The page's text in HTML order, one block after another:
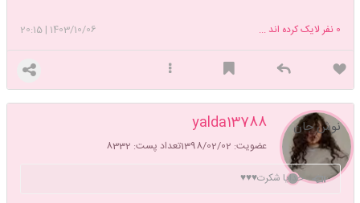
1403/10/06
|
20:15 0 نفر لایک کرده اند ...
yalda13788
عضویت: 1398/02/02 تعداد پست: 8332
نوش جان
خدایا شکرت♥️♥️♥️